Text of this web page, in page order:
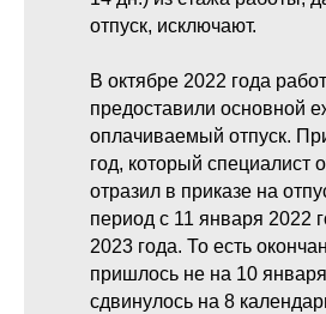
отпуск, исключают.
В октябре 2022 года
предоставили основной
оплачиваемый отпуск.
год, который специалист
отразил в приказе на
период с 11 января 2022
2023 года. То есть
пришлось не на 10
сдвинулось на 8